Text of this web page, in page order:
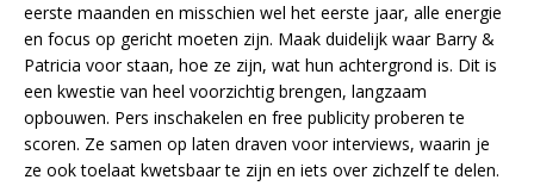
eerste maanden en misschien wel het eerste jaar, alle energie
en focus op gericht moeten zijn. Maak duidelijk waar Barry &
Patricia voor staan, hoe ze zijn, wat hun achtergrond is. Dit is
een kwestie van heel voorzichtig brengen, langzaam
opbouwen. Pers inschakelen en free publicity proberen te
scoren. Ze samen op laten draven voor interviews, waarin je
ze ook toelaat kwetsbaar te zijn en iets over zichzelf te delen.